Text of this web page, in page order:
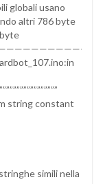
globali usano
altri 786 byte
string constant
simili nella